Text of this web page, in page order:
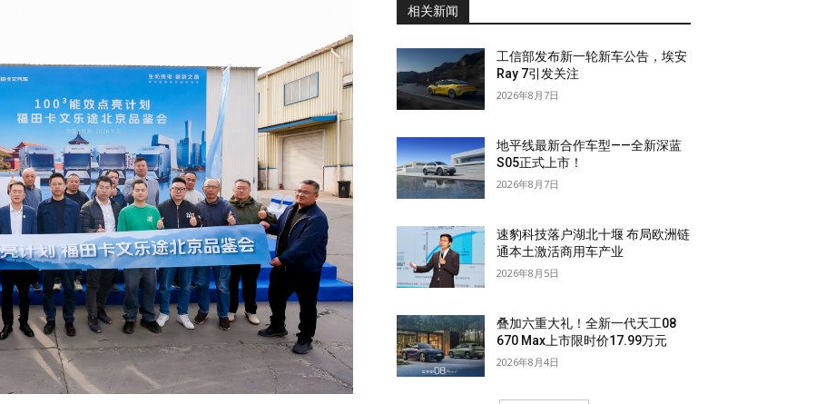
相关新闻
工信部发布新一轮新车公告，埃安
Ray 7引发关注
2026年8月7日
地平线最新合作车型——全新深蓝
S05正式上市！
2026年8月7日
速豹科技落户湖北十堰 布局欧洲链
通本土激活商用车产业
2026年8月5日
叠加六重大礼！全新一代天工08
670 Max上市限时价17.99万元
2026年8月4日